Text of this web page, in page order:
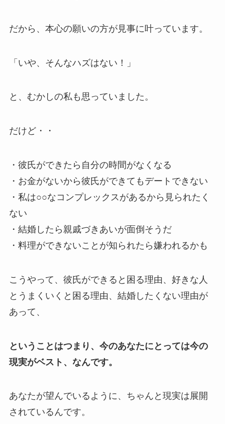
だから、本心の願いの方が見事に叶っています。
「いや、そんなハズはない！」
と、むかしの私も思っていました。
だけど・・
・彼氏ができたら自分の時間がなくなる
・お金がないから彼氏ができてもデートできない
・私は○○なコンプレックスがあるから見られたく
ない
・結婚したら親戚づきあいが面倒そうだ
・料理ができないことが知られたら嫌われるかも
こうやって、彼氏ができると困る理由、好きな人
とうまくいくと困る理由、結婚したくない理由が
あって、
ということはつまり、今のあなたにとっては今の
現実がベスト、なんです。
あなたが望んでいるように、ちゃんと現実は展開
されているんです。